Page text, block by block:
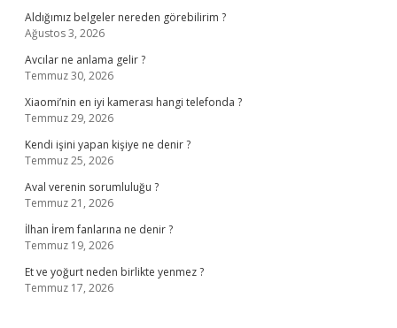
Aldığımız belgeler nereden görebilirim ?
Ağustos 3, 2026
Avcılar ne anlama gelir ?
Temmuz 30, 2026
Xiaomi’nin en iyi kamerası hangi telefonda ?
Temmuz 29, 2026
Kendi işini yapan kişiye ne denir ?
Temmuz 25, 2026
Aval verenin sorumluluğu ?
Temmuz 21, 2026
İlhan İrem fanlarına ne denir ?
Temmuz 19, 2026
Et ve yoğurt neden birlikte yenmez ?
Temmuz 17, 2026